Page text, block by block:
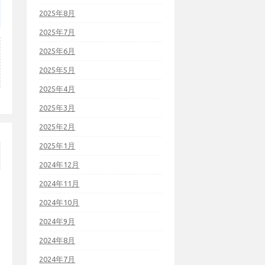
2025年8月
2025年7月
2025年6月
2025年5月
2025年4月
2025年3月
2025年2月
2025年1月
2024年12月
2024年11月
2024年10月
2024年9月
2024年8月
2024年7月